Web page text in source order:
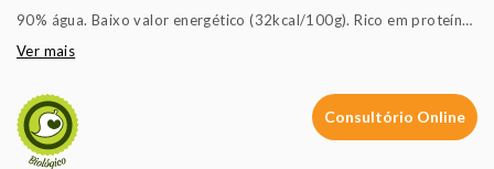
90% água. Baixo valor energético (32kcal/100g). Rico em proteína
* Portfir (Plataforma Portuguesa de Informação Alimentar), 2019
Os frutos e legumes comercializados nas lojas Celeiro são apenas
biológicos.
Exigimos certificados a todos os fornecedores e realizamos
análises por entidades independentes. Trabalhamos com parceiros
Ver mais
Consultório Online